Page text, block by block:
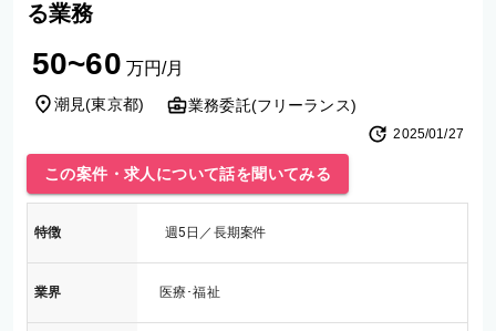
る業務
50~60 万円/月
潮見(東京都) 業務委託(フリーランス)
2025/01/27
この案件・求人について話を聞いてみる
特徴 週5日／長期案件
業界 医療･福祉